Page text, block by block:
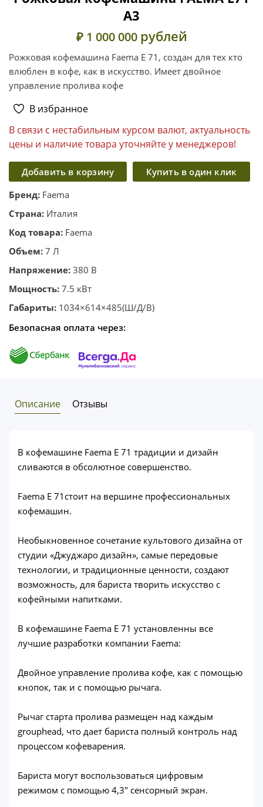
A3
₽ 1 000 000 рублей
Рожковая кофемашина Faema E 71, создан для тех кто
влюблен в кофе, как в искусство. Имеет двойное
управление пролива кофе
В избранное
В связи с нестабильным курсом валют, актуальность
цены и наличие товара уточняйте у менеджеров!
Добавить в корзину
Купить в один клик
Бренд: Faema
Страна: Италия
Код товара: Faema
Объем: 7 Л
Напряжение: 380 В
Мощность: 7.5 кВт
Габариты: 1034×614×485(Ш/Д/В)
Безопасная оплата через:
Описание Отзывы
В кофемашине Faema E 71 традиции и дизайн
сливаются в обсолютное совершенство.
Faema E 71стоит на вершине профессиональных
кофемашин.
Необыкновенное сочетание культового дизайна от
студии «Джуджаро дизайн», самые передовые
технологии, и традиционные ценности, создают
возможность, для бариста творить искусство с
кофейными напитками.
В кофемашине Faema E 71 установленны все
лучшие разработки компании Faema:
Двойное управление пролива кофе, как с помощью
кнопок, так и с помощью рычага.
Рычаг старта пролива размещен над каждым
grouphead, что дает бариста полный контроль над
процессом кофеварения.
Бариста могут воспользоваться цифровым
режимом с помощью 4,3" сенсорный экран.